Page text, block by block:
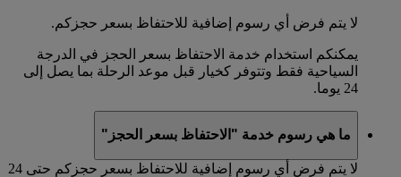
لا يتم فرض أي رسوم إضافية للاحتفاظ بسعر حجزكم.
يمكنكم استخدام خدمة الاحتفاظ بسعر الحجز في الدرجة
السياحية فقط وتتوفر كخيار قبل موعد الرحلة بما يصل إلى
24 يوما.
ما هي رسوم خدمة "الاحتفاظ بسعر الحجز"
لا يتم فرض أي رسوم إضافية للاحتفاظ بسعر حجزكم حتى 24